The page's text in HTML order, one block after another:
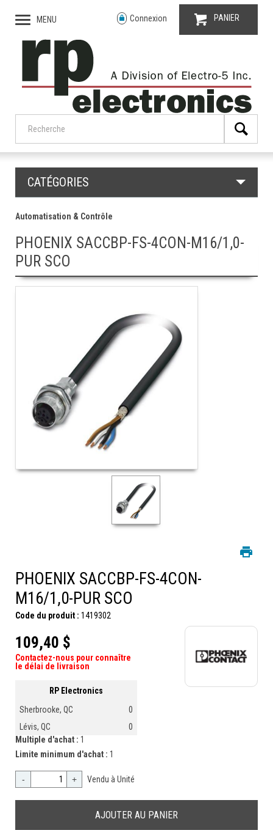
MENU Connexion PANIER
CATÉGORIES
Automatisation & Contrôle
PHOENIX SACCBP-FS-4CON-M16/1,0-
PUR SCO
PHOENIX SACCBP-FS-4CON-
M16/1,0-PUR SCO
Code du produit : 1419302
109,40 $
Contactez-nous pour connaître
le délai de livraison
RP Electronics
Sherbrooke, QC
0
Lévis, QC
0
Multiple d'achat : 1
Limite minimum d'achat : 1
- + Vendu à Unité